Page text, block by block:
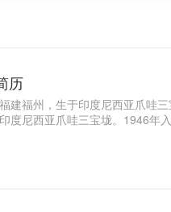
历
建福州，生于印度尼西亚爪
度尼西亚爪哇三宝垅。1946年